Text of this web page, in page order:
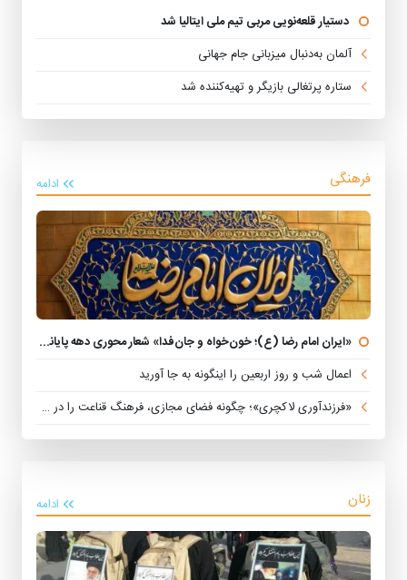
دستیار قلعه‌نویی مربی تیم ملی ایتالیا شد
آلمان به‌دنبال میزبانی جام جهانی
ستاره پرتغالی بازیگر و تهیه‌کننده شد
فرهنگی ادامه
«ایران امام رضا (ع)؛ خون‌خواه و جان‌فدا» شعار محوری دهه پایانی صفر شد
اعمال شب و روز اربعین را اینگونه به جا آورید
«فرزندآوری لاکچری»؛ چگونه فضای مجازی، فرهنگ قناعت را در خانواده‌ها تضعیف می‌کند؟
زنان ادامه